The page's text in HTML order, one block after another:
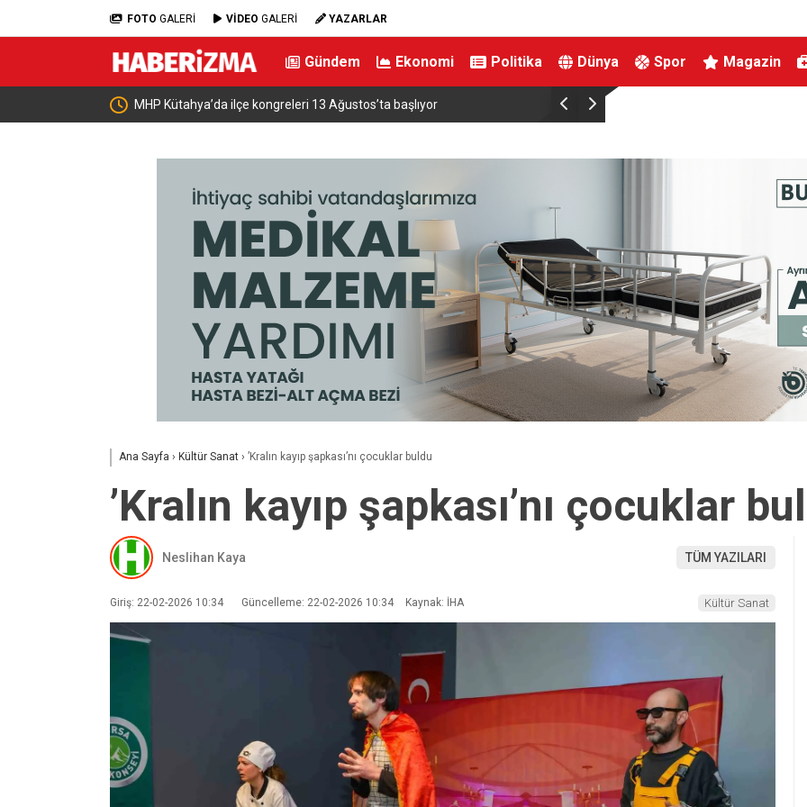
FOTO GALERİ VİDEO GALERİ YAZARLAR
Gündem Ekonomi Politika Dünya Spor Magazin
Osmangazi’de geleceğin yüzücüleri sertifikalarını aldı MHP Yunusemre’de yeni başkan Ali Özkan
Ana Sayfa › Kültür Sanat › ’Kralın kayıp şapkası’nı çocuklar buldu
’Kralın kayıp şapkası’nı çocuklar
Neslihan Kaya TÜM YAZILARI
Giriş: 22-02-2026 10:34 Güncelleme: 22-02-2026 10:34 Kaynak: İHA Kültür Sanat